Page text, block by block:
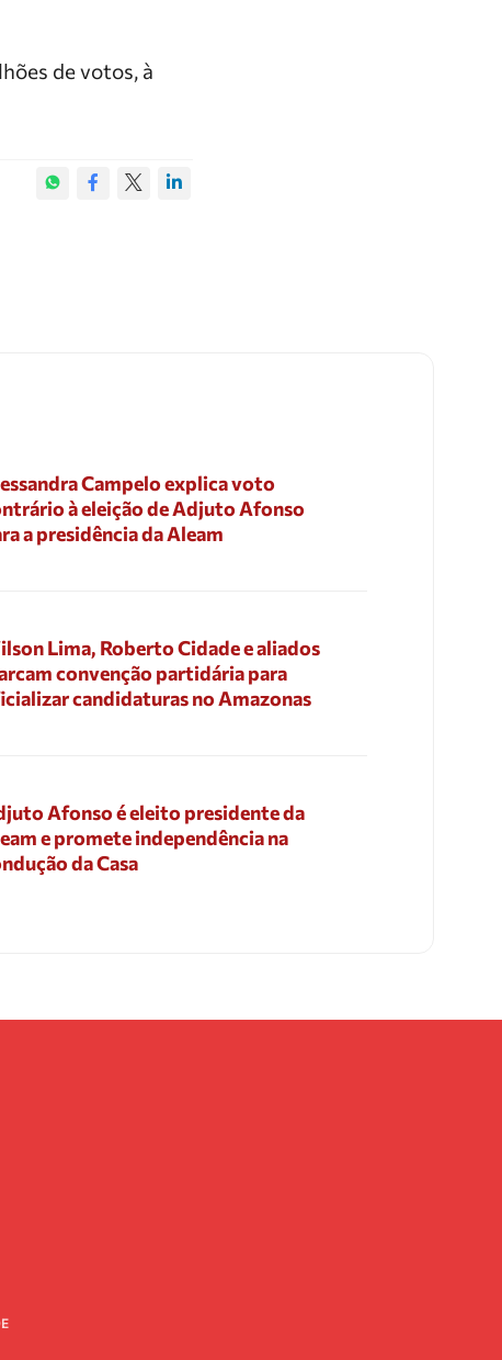
de votos, à
Campelo explica voto
à eleição de Adjuto Afonso
a presidência da Aleam
Lima, Roberto Cidade e aliados
convenção partidária para
candidaturas no Amazonas
Afonso é eleito presidente da
e promete independência na
da Casa